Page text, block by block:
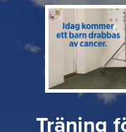
Träning